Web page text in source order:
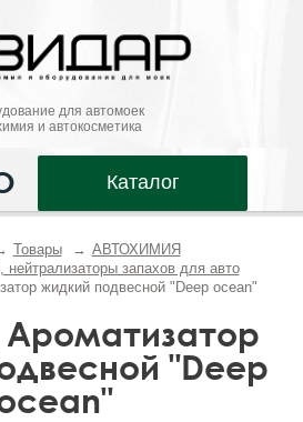
для автомоек
и автокосметика
Каталог
Товары
АВТОХИМИЯ
нейтрализаторы запахов для авто
жидкий подвесной "Deep ocean"
Ароматизатор
"Deep